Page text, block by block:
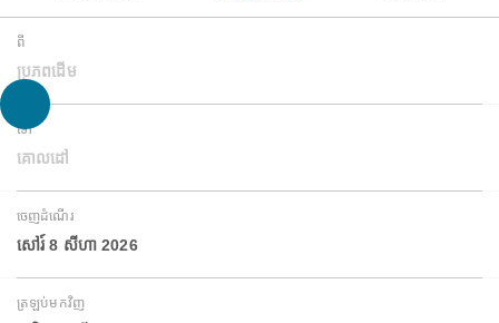
ពី
ប្រភពដើម
ទៅ
គោលដៅ
ចេញដំណើរ
សៅរ៍ 8 សីហា 2026
ត្រឡប់មកវិញ